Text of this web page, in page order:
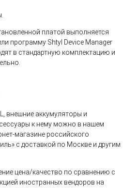
платой выполняется
программу Shtyl Device Manager
в стандартную комплектацию и
внешние аккумуляторы и
к нему можно в нашем
магазине российского
с доставкой по Москве и другим
цена/качество по сравнению с
иностранных вендоров на